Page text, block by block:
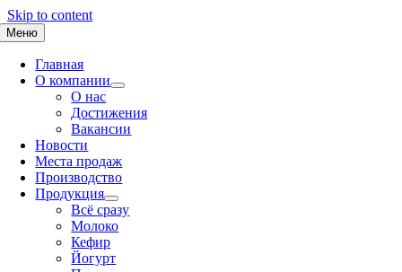
Skip to content
Меню
Главная
О компании
О нас
Достижения
Вакансии
Новости
Места продаж
Производство
Продукция
Всё сразу
Молоко
Кефир
Йогурт